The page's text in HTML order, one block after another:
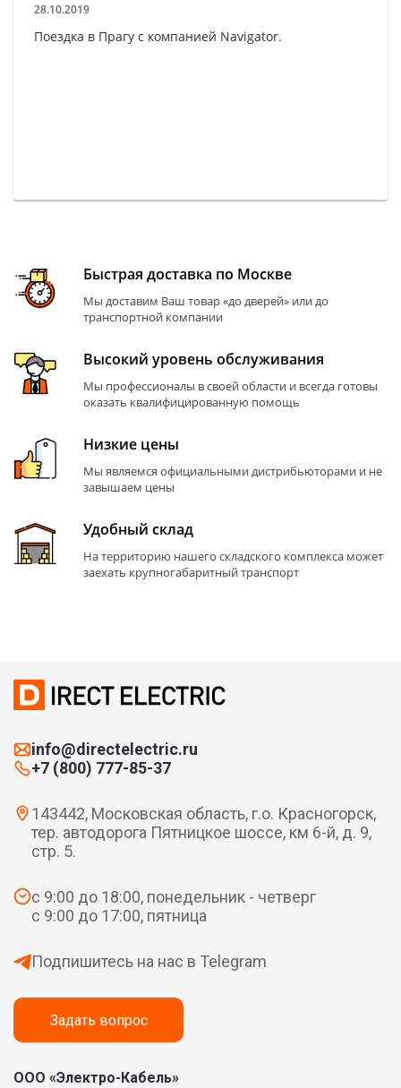
28.10.2019
Поездка в Прагу с компанией Navigator.
Быстрая доставка по Москве
Мы доставим Ваш товар «до дверей» или до
транспортной компании
Высокий уровень обслуживания
Мы профессионалы в своей области и всегда готовы
оказать квалифицированную помощь
Низкие цены
Мы являемся официальными дистрибьюторами и не
завышаем цены
Удобный склад
На территорию нашего складского комплекса может
заехать крупногабаритный транспорт
info@directelectric.ru
+7 (800) 777-85-37
143442, Московская область, г.о. Красногорск,
тер. автодорога Пятницкое шоссе, км 6-й, д. 9,
стр. 5.
с 9:00 до 18:00, понедельник - четверг
с 9:00 до 17:00, пятница
Подпишитесь на нас в Telegram
Задать вопрос
ООО «Электро-Кабель»